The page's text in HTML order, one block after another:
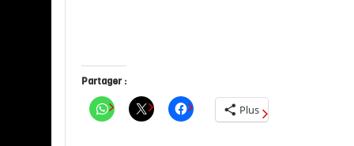
Partager :
Plus